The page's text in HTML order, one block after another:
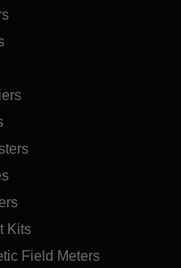
Kits
Field Meters